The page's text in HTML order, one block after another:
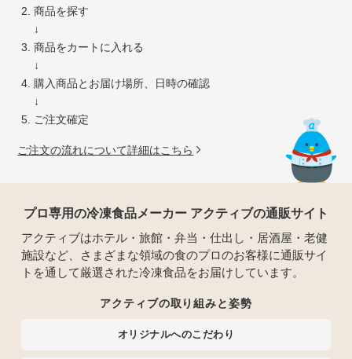
商品を探す
↓
商品をカートに入れる
↓
購入商品とお届け場所、日時の確認
↓
ご注文確定
ご注文の流れについて詳細はこちら
プロ専用の冷凍食品メーカー アクティブの通販サイト
アクティブはホテル・旅館・弁当・仕出し・居酒屋・老健
施設など、さまざまな領域の食のプロのお客様に通販サイ
トを通して厳選された冷凍食品をお届けしています。
アクティブの取り組みと姿勢
オリジナルへのこだわり